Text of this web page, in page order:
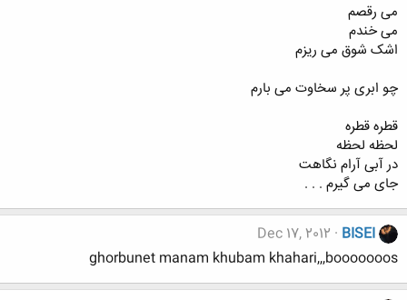
ﻣﯽ ﺭﻗﺼﻢ
ﻣﯽ ﺧﻨﺪﻡ
ﺍﺷﮏ ﺷﻮﻕ ﻣﯽ ﺭﯾﺰﻡ
ﭼﻮ ﺍﺑﺮﯼ ﭘﺮ ﺳﺨﺎﻭﺕ ﻣﯽ ﺑﺎﺭﻡ
ﻗﻄﺮﻩ ﻗﻄﺮﻩ
ﻟﺤﻈﻪ ﻟﺤﻈﻪ
ﺩﺭ ﺁﺑﯽ ﺁﺭﺍﻡ ﻧﮕﺎﻫﺖ
ﺟﺎﯼ ﻣﯽ ﮔﯿﺮﻡ . . .
BISEI
Dec 17, 2012
ghorbunet manam khubam khahari,,,booooooos